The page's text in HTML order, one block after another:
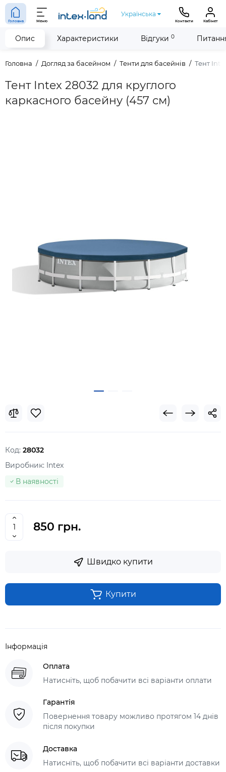
Головна Меню
Українська
Контакти Кабінет
Головна Догляд за басейном Тенти для басейнів Тент
Тент Intex 28032 для круглого
каркасного басейну (457 см)
Код: 28032
Виробник: Intex
В наявності
850 грн.
Швидко купити
Купити
Інформація
Оплата
Натисніть, щоб побачити всі варіанти оплати
Гарантія
Повернення товару можливо протягом 14 днів
після покупки
Доставка
Натисніть, щоб побачити всі варіанти доставки
Опис Характеристики Відгуки 0